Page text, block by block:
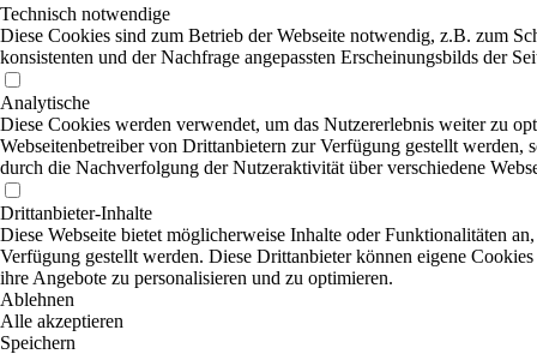
Technisch notwendige
Diese Cookies sind zum Betrieb der Webseite notwendig, z.B. zum
konsistenten und der Nachfrage angepassten Erscheinungsbilds der
Analytische
Diese Cookies werden verwendet, um das Nutzererlebnis weiter zu
Webseitenbetreiber von Drittanbietern zur Verfügung gestellt werden,
durch die Nachverfolgung der Nutzeraktivität über verschiedene
Drittanbieter-Inhalte
Diese Webseite bietet möglicherweise Inhalte oder Funktionalitäten
Verfügung gestellt werden. Diese Drittanbieter können eigene
ihre Angebote zu personalisieren und zu optimieren.
Ablehnen
Alle akzeptieren
Speichern